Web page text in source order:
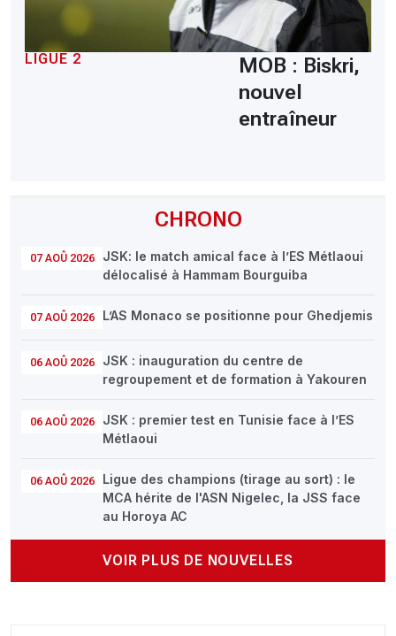
CHRONO
07 AOÛ 2026
JSK: le match amical face à l’ES Métlaoui
délocalisé à Hammam Bourguiba
07 AOÛ 2026 L’AS Monaco se positionne pour Ghedjemis
06 AOÛ 2026
JSK : inauguration du centre de
regroupement et de formation à Yakouren
06 AOÛ 2026
JSK : premier test en Tunisie face à l’ES
Métlaoui
06 AOÛ 2026
Ligue des champions (tirage au sort) : le
MCA hérite de l'ASN Nigelec, la JSS face
au Horoya AC
VOIR PLUS DE NOUVELLES
LIGUE 2
MOB : Biskri,
nouvel
entraîneur